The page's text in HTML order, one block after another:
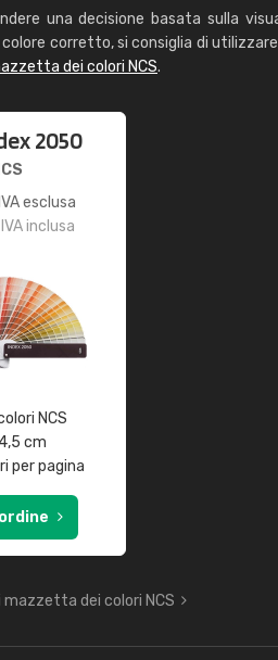
una decisione basata sulla
corretto, si consiglia di
dei colori NCS.
2050
IVA esclusa
inclusa
NCS
cm
per pagina
dei colori NCS